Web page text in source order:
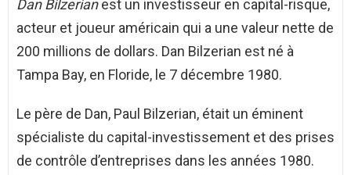
Dan Bilzerianest un investisseur en capital-risque,
acteur et joueur américain qui a une valeur nette de
200 millions de dollars. Dan Bilzerian est né à
Tampa Bay, en Floride, le 7 décembre 1980.
Le père de Dan, Paul Bilzerian, était un éminent
spécialiste du capital-investissement et des prises
de contrôle d’entreprises dans les années 1980.